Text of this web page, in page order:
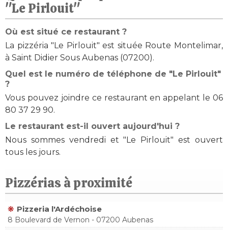
"Le Pirlouit"
Où est situé ce restaurant ?
La pizzéria "Le Pirlouit" est située Route Montelimar,
à Saint Didier Sous Aubenas (07200).
Quel est le numéro de téléphone de "Le Pirlouit"
?
Vous pouvez joindre ce restaurant en appelant le 06
80 37 29 90.
Le restaurant est-il ouvert aujourd'hui ?
Nous sommes vendredi et "Le Pirlouit" est ouvert
tous les jours.
Pizzérias à proximité
Pizzeria l'Ardéchoise
8 Boulevard de Vernon - 07200 Aubenas